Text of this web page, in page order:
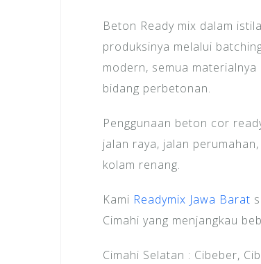
Beton Ready mix dalam
produksinya melalui
modern, semua
bidang perbetonan.
Penggunaan beton cor
jalan raya, jalan
kolam renang.
Kami Readymix Jawa Barat
Cimahi yang menjangkau
Cimahi Selatan : Cibeber,